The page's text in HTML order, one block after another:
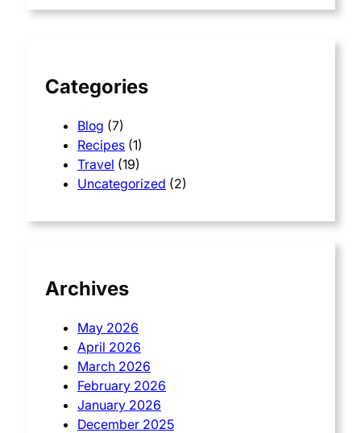
Categories
Blog (7)
Recipes (1)
Travel (19)
Uncategorized (2)
Archives
May 2026
April 2026
March 2026
February 2026
January 2026
December 2025